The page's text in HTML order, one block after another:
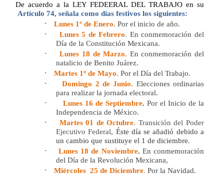
De acuerdo a la LEY FEDEERAL DEL TRABAJO en su
Artículo 74, señala como días festivos los siguientes:
· Lunes 1º de Enero. Por el inicio de año.
· Lunes 5 de Febrero. En conmemoración del
Día de la Constitución Mexicana.
· Lunes 18 de Marzo. En conmemoración del
natalicio de Benito Juárez.
· Martes 1º de Mayo. Por el Día del Trabajo.
· Domingo 2 de Junio. Elecciones ordinarias
para realizar la jornada electoral.
· Lunes 16 de Septiembre. Por el Inicio de la
Independencia de México.
· Martes 01 de Octubre. Transición del Poder
Ejecutivo Federal, Éste día se añadió debido a
un cambio que sustituye el 1 de diciembre.
· Lunes 18 de Noviembre. En conmemoración
del Día de la Revolución Mexicana,
· Miércoles 25 de Diciembre. Por la Navidad.